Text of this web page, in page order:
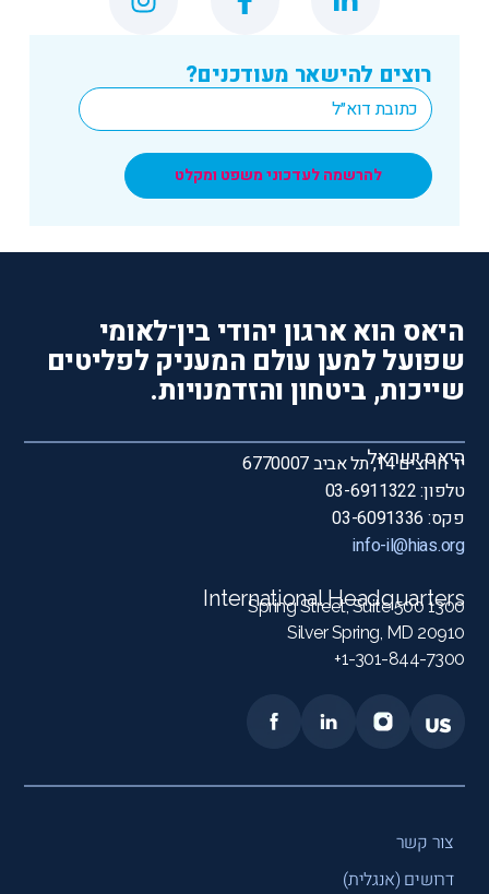
רוצים להישאר מעודכנים?
Email
*
להרשמה לעדכוני משפט ומקלט
היאס הוא ארגון יהודי בין־לאומי
שפועל למען עולם המעניק לפליטים
שייכות, ביטחון והזדמנויות.
היאס ישראל
יד חרוצים 14, תל אביב 6770007
טלפון: 03-6911322
פקס: 03-6091336
info-il@hias.org
International Headquarters
1300 Spring Street, Suite 500
Silver Spring, MD 20910
1-301-844-7300+
צור קשר
דרושים (אנגלית)